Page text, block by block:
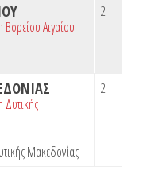
Αιγαίου
2
Δυτικής
Μακεδονίας
2